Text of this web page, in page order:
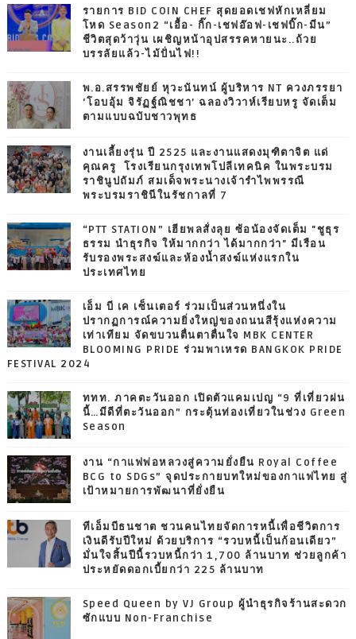
รายการ BID COIN CHEF สุดยอดเชฟหักเหลี่ยม
โหด Season2 “เอื้อ- กิ๊ก-เชฟอ๊อฟ-เชฟบิ๊ก-มีน”
ชีวิตสุดว้าวุ่น เผชิญหน้าอุปสรรคหายนะ..ถ้วย
บรรลัยแล้ว-ไม้ปั่นไฟ!!
พ.อ.สรรพชัยย์ หุวะนันทน์ ผู้บริหาร NT ควงภรรยา
‘โอบอุ้ม จิรัฏฐ์ณิชชา’ ฉลองวิวาห์เรียบหรู จัดเต็ม
ตามแบบฉบับชาวพุทธ
งานเลี้ยงรุ่น ปี 2525 และงานแสดงมุฑิตาจิต แด่
คุณครู โรงเรียนกรุงเทพโปลีเทคนิค ในพระบรม
ราชินูปถัมภ์ สมเด็จพระนางเจ้ารำไพพรรณี
พระบรมราชินีในรัชกาลที่ 7
“PTT STATION” เฮียพลสั่งลุย ซ้อน้องจัดเต็ม "ชูธุร
ธรรม นำธุรกิจ ให้มากกว่า ได้มากกว่า" มีเรือน
รับรองพระสงฆ์และห้องน้ำสงฆ์แห่งแรกใน
ประเทศไทย
เอ็ม บี เค เซ็นเตอร์ ร่วมเป็นส่วนหนึ่งใน
ปรากฏการณ์ความยิ่งใหญ่ของถนนสีรุ้งแห่งความ
เท่าเทียม จัดขบวนตื่นตาตื่นใจ MBK CENTER
BLOOMING PRIDE ร่วมพาเหรด BANGKOK PRIDE
FESTIVAL 2024
ททท. ภาคตะวันออก เปิดตัวแคมเปญ “9 ที่เที่ยวฝน
นี้…มีดีที่ตะวันออก” กระตุ้นท่องเที่ยวในช่วง Green
Season
งาน “กาแฟพ่อหลวงสู่ความยั่งยืน Royal Coffee
BCG to SDGs” จุดประกายบทใหม่ของกาแฟไทย สู่
เป้าหมายการพัฒนาที่ยั่งยืน
ทีเอ็มบีธนชาต ชวนคนไทยจัดการหนี้เพื่อชีวิตการ
เงินดีรับปีใหม่ ด้วยบริการ “รวบหนี้เป็นก้อนเดียว”
มั่นใจสิ้นปีนี้รวบหนี้กว่า 1,700 ล้านบาท ช่วยลูกค้า
ประหยัดดอกเบี้ยกว่า 225 ล้านบาท
Speed Queen by VJ Group ผู้นำธุรกิจร้านสะดวก
ซักแบบ Non-Franchise